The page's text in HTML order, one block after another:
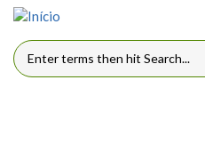
Pular para o conteúdo principal
FORMULÁRIO